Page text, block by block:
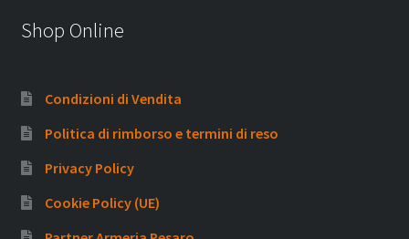
Shop Online
Condizioni di Vendita
Politica di rimborso e termini di reso
Privacy Policy
Cookie Policy (UE)